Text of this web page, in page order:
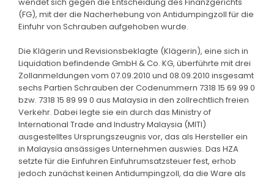
(FG), mit der die Nacherhebung von Antidumpingzoll für die
Einfuhr von Schrauben aufgehoben wurde.
Die Klägerin und Revisionsbeklagte (Klägerin), eine sich in
Liquidation befindende GmbH & Co. KG, überführte mit drei
Zollanmeldungen vom 07.09.2010 und 08.09.2010 insgesamt
sechs Partien Schrauben der Codenummern 7318 15 69 99 0
bzw. 7318 15 89 99 0 aus Malaysia in den zollrechtlich freien
Verkehr. Dabei legte sie ein durch das Ministry of
International Trade and Industry Malaysia (MITI)
ausgestelltes Ursprungszeugnis vor, das als Hersteller ein
in Malaysia ansässiges Unternehmen auswies. Das HZA
setzte für die Einfuhren Einfuhrumsatzsteuer fest, erhob
jedoch zunächst keinen Antidumpingzoll, da die Ware als